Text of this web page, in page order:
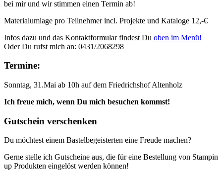
bei mir und wir stimmen einen Termin ab!
Materialumlage pro Teilnehmer incl. Projekte und Kataloge 12,-€
Infos dazu und das Kontaktformular findest Du oben im Menü!
Oder Du rufst mich an: 0431/2068298
Termine:
Sonntag, 31.Mai ab 10h auf dem Friedrichshof Altenholz
Ich freue mich, wenn Du mich besuchen kommst!
Gutschein verschenken
Du möchtest einem Bastelbegeisterten eine Freude machen?
Gerne stelle ich Gutscheine aus, die für eine Bestellung von Stampin
up Produkten eingelöst werden können!